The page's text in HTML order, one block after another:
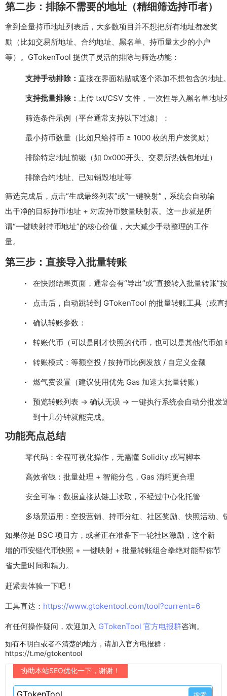
第二步：排除不需要的地址（精细筛选持币者）
拿到全量持币地址列表后，大多数项目并不想把所有地址都发奖
励（比如交易所地址、合约地址、黑名单、持币量太少的小户
等）。GTokenTool 提供了灵活的排除与筛选功能：
支持手动排除： 直接在界面粘贴或逐个添加不想包含的地址
支持批量排除： 上传 txt/CSV 文件，一次性导入黑名单地址
筛选条件示例（平台通常支持以下过滤）：
最小持币数量（比如只给持币 ≥ 1000 枚的用户发奖励）
排除特定地址前缀（如 0x000开头、交易所热钱包地址）
排除合约地址、已知销毁地址等
筛选完成后，点击“生成最终列表”或“一键映射”，系统会自动输
出干净的目标持币地址 + 对应持币数量映射表。这一步就是所
谓“一键映射持币地址”的核心价值，大大减少手动整理的工作
量。
第三步：直接导入批量转账
在快照结果页面，通常会有“导出”或“直接转入批量转账”
点击后，自动跳转到 GTokenTool 的批量转账工具（或
确认转账参数：
转账代币（可以是刚才快照的代币，也可以是其他代币如
转账模式：等额空投 / 按持币比例发放 / 自定义金额
燃气费设置（建议使用优先 Gas 加速大批量转账）
预览转账列表 → 确认无误 → 一键执行系统会自动分批发
到十几分钟就能完成。
功能亮点总结
零代码：全程可视化操作，无需懂 Solidity 或写脚本
高效省钱：批量处理 + 智能分包，Gas 消耗更合理
安全可靠：数据直接从链上读取，不经过中心化托管
多场景适用：空投营销、持币分红、社区奖励、快照活动、
如果你是 BSC 项目方，或者正在准备下一轮社区激励，这个新
增的币安链代币快照 + 一键映射 + 批量转账组合拳绝对能帮你节
省大量时间和精力。
赶紧去体验一下吧！
工具直达： https://www.gtokentool.com/tool?current=6
有任何操作疑问，欢迎加入 GTokenTool 官方电报群咨询。
如有不明白或者不清楚的地方，请加入官方电报群：
https://t.me/gtokentool
协助本站SEO优化一下，谢谢！